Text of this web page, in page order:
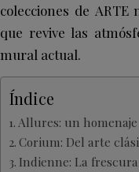
colecciones de
que revive las
mural actual.
Índice
Allures: un
Corium: Del arte
Indienne: La